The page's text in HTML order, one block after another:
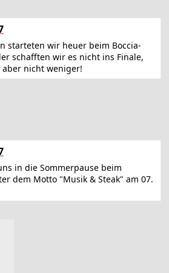
starteten wir heuer beim Boccia-
schafften wir es nicht ins Finale,
nicht weniger!
in die Sommerpause beim
dem Motto "Musik & Steak" am 07.